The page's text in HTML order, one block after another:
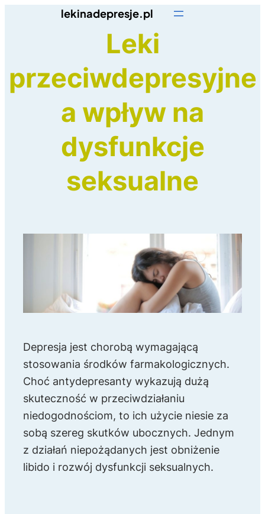
lekinadepresje.pl
Leki
przeciwdepresyjne
a wpływ na
dysfunkcje
seksualne
Depresja jest chorobą wymagającą
stosowania środków farmakologicznych.
Choć antydepresanty wykazują dużą
skuteczność w przeciwdziałaniu
niedogodnościom, to ich użycie niesie za
sobą szereg skutków ubocznych. Jednym
z działań niepożądanych jest obniżenie
libido i rozwój dysfunkcji seksualnych.